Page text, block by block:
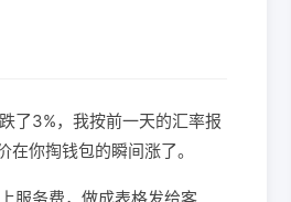
了3%，我按前一天的汇率报
你掏钱包的瞬间涨了。